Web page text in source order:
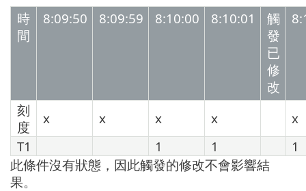
時
間
8:09:50 8:09:59 8:10:00 8:10:01
觸
發
已
修
改
刻
度
x x x x
x
T1
1 1
1
此條件沒有狀態，因此觸發的修改不會影響結
果。